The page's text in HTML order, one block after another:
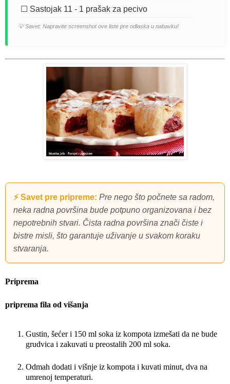
☐ Sastojak 11 - 1 prašak za pecivo
💡 Savet: Napravite screenshot ove liste pre odlaska u nabavku!
⚡ Savet pre pripreme: Pre nego što počnete sa radom,
neka radna površina bude potpuno organizovana i bez
nepotrebnih stvari. Čista radna površina znači čiste i
bistre misli, što garantuje uživanje u svakom koraku
stvaranja.
Priprema
priprema fila od višanja
Gustin, šećer i 150 ml soka iz kompota izmešati da ne bude
grudvica i zakuvati u preostalih 200 ml soka.
Odmah dodati i višnje iz kompota i kuvati minut, dva na
umrenoj temperaturi.